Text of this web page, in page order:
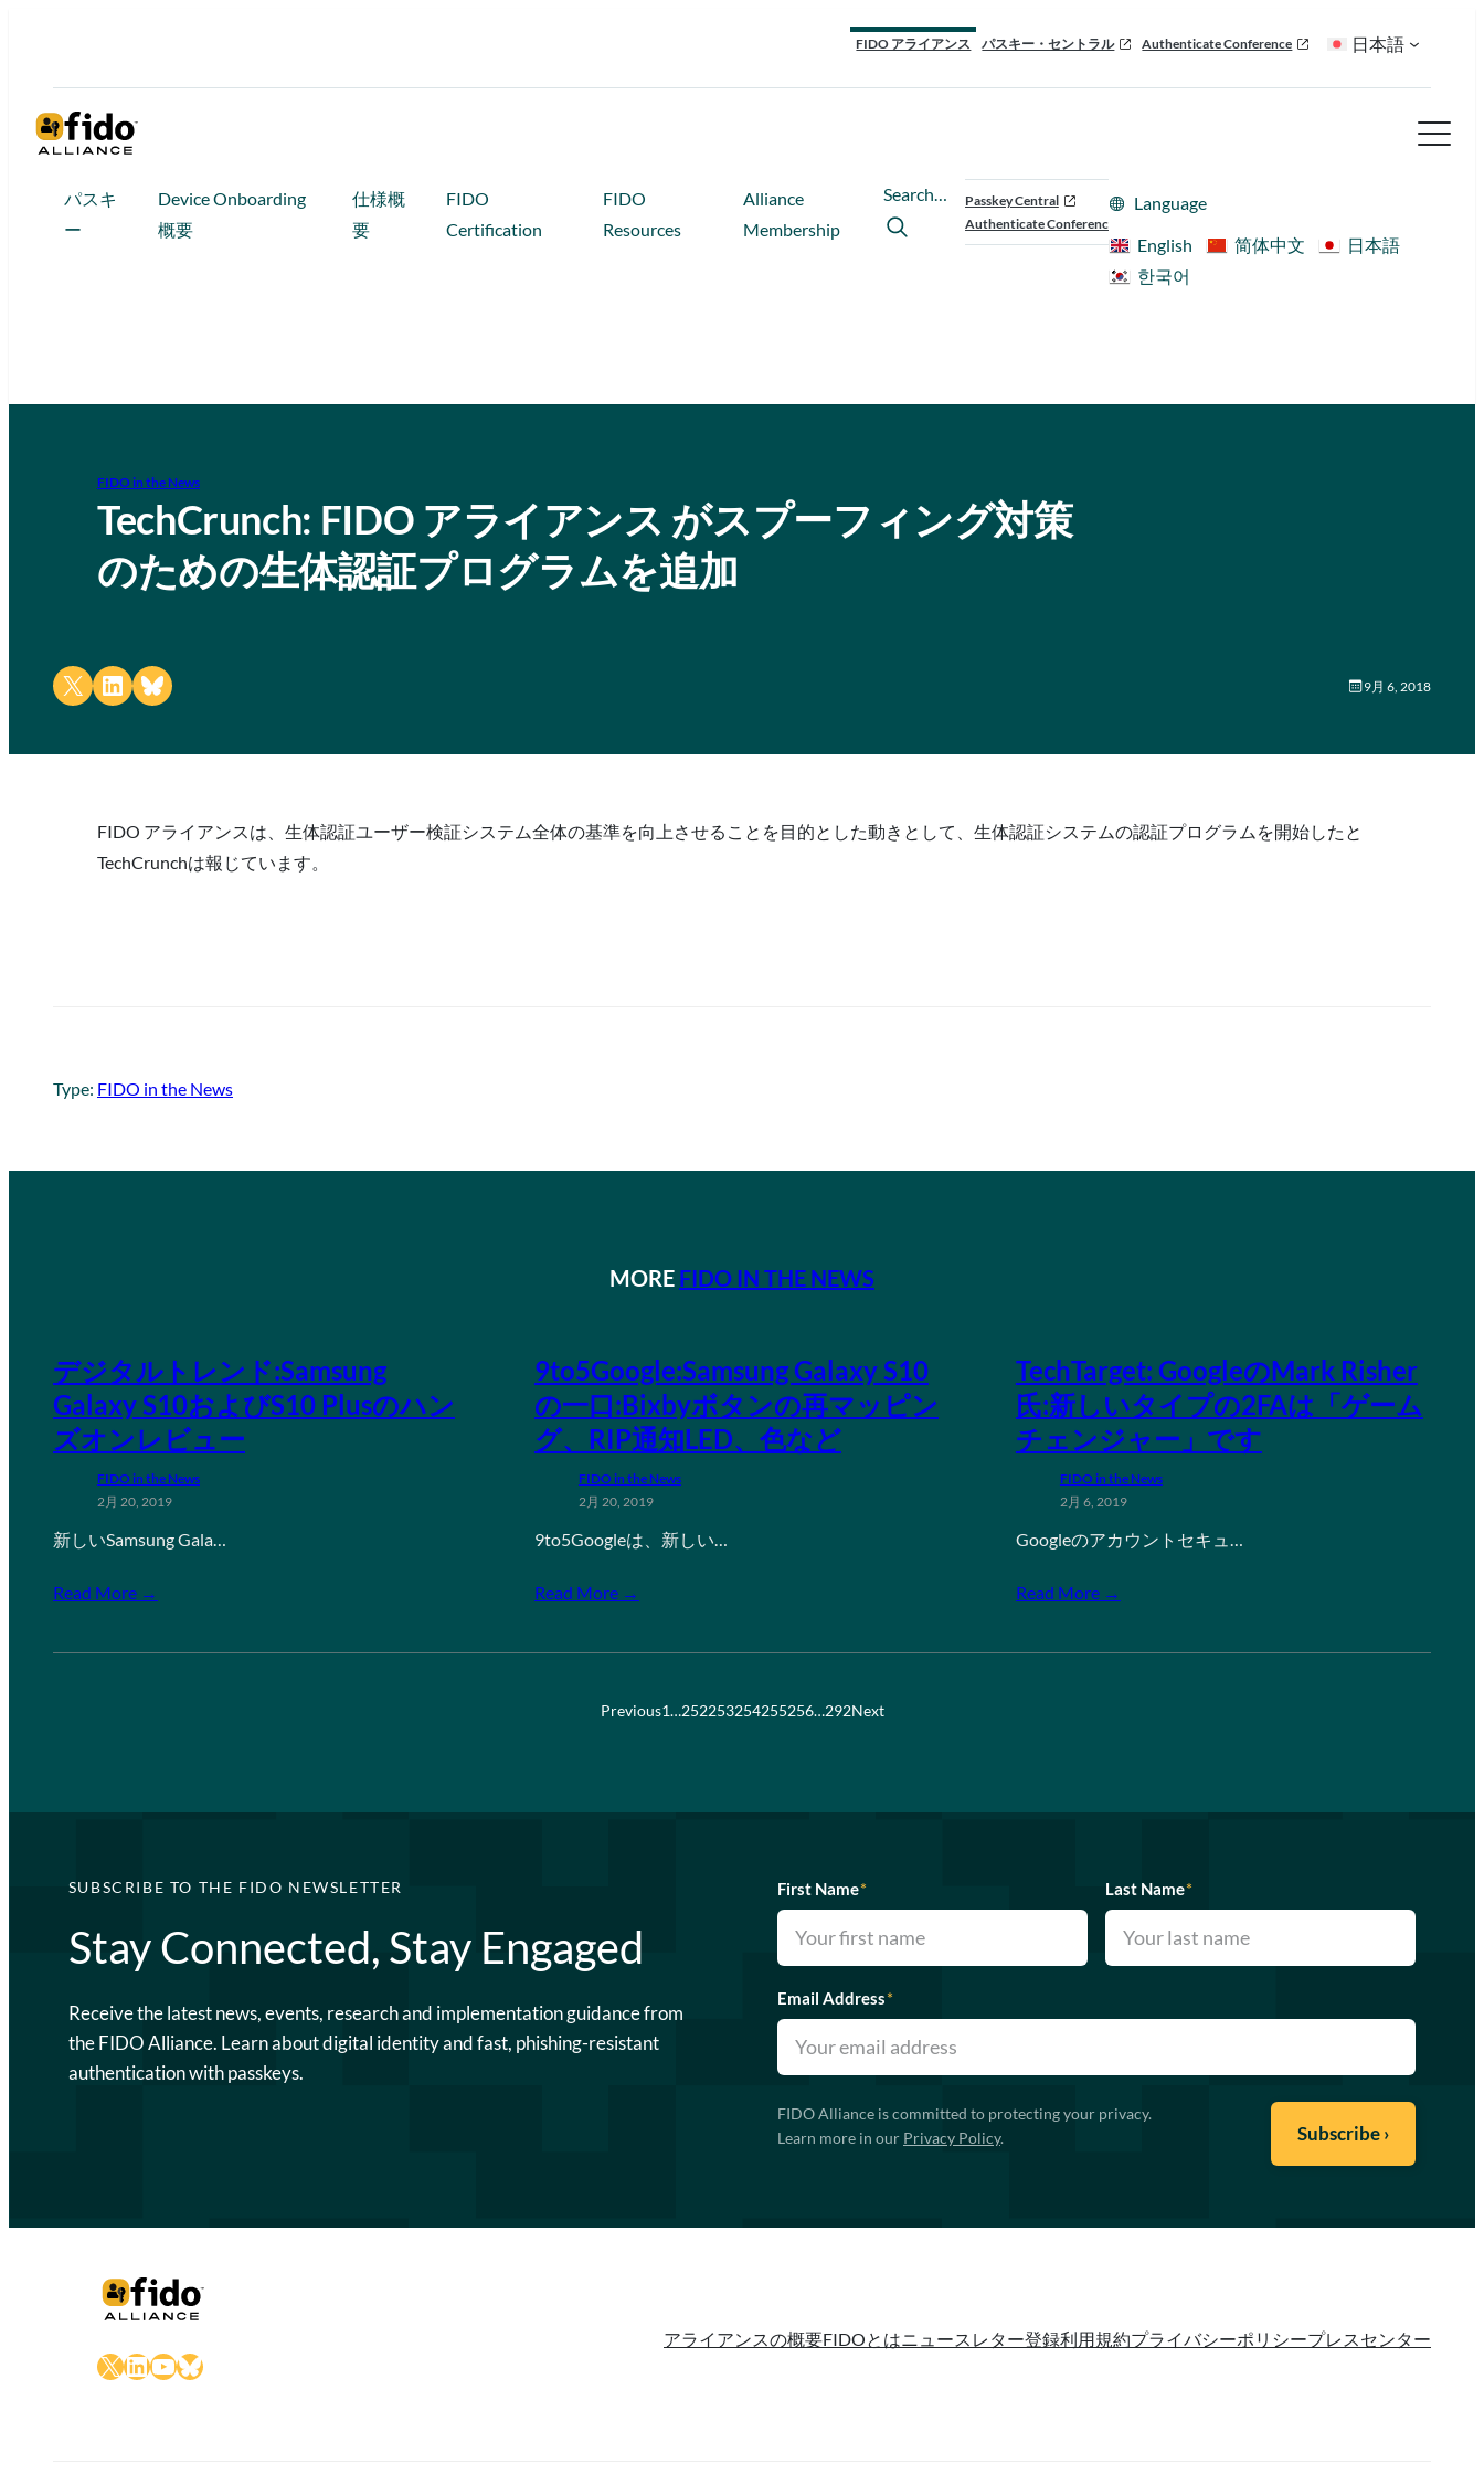
FIDO アライアンス パスキー・セントラル Authenticate Conference 日本語
パスキ
ー
Device Onboarding
概要
仕様概
要
FIDO
Certification
FIDO
Resources
Alliance
Membership
Search…
Passkey Central
Authenticate Conference
Language
English
简体中文
日本語
한국어
FIDO in the News
TechCrunch: FIDO アライアンス がスプーフィング対策
のための生体認証プログラムを追加
Share on X Share on LinkedIn
Share on Bluesky 9月 6, 2018
FIDO アライアンスは、生体認証ユーザー検証システム全体の基準を向上させることを目的とした動きとして、生体認証システムの認証プログラムを開始したと
TechCrunchは報じています。
Type: FIDO in the News
MORE FIDO IN THE NEWS
デジタルトレンド:Samsung
Galaxy S10およびS10 Plusのハン
ズオンレビュー
FIDO in the News
2月 20, 2019
新しいSamsung Gala…
Read More →
9to5Google:Samsung Galaxy S10
の一口:Bixbyボタンの再マッピン
グ、RIP通知LED、色など
FIDO in the News
2月 20, 2019
9to5Googleは、新しい…
Read More →
TechTarget: GoogleのMark Risher
氏:新しいタイプの2FAは「ゲーム
チェンジャー」です
FIDO in the News
2月 6, 2019
Googleのアカウントセキュ…
Read More →
Previous1…252253254255256…292Next
SUBSCRIBE TO THE FIDO NEWSLETTER
Stay Connected, Stay Engaged
Receive the latest news, events, research and implementation guidance from
the FIDO Alliance. Learn about digital identity and fast, phishing-resistant
authentication with passkeys.
First Name* Last Name*
Email Address*
FIDO Alliance is committed to protecting your privacy.
Learn more in our Privacy Policy.
X LinkedIn
YouTube
Bluesky
アライアンスの概要FIDOとはニュースレター登録利用規約プライバシーポリシープレスセンター